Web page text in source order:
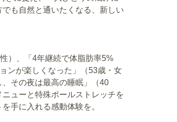
も自然と通いたくなる、新しい
）、「4年継続で体脂肪率5%
ンが楽しくなった」（53歳・女
その夜は最高の睡眠」（40
ューと特殊ポールストレッチを
手に入れる感動体験を。